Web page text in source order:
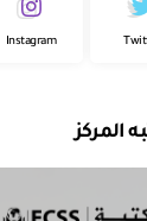
Instagram